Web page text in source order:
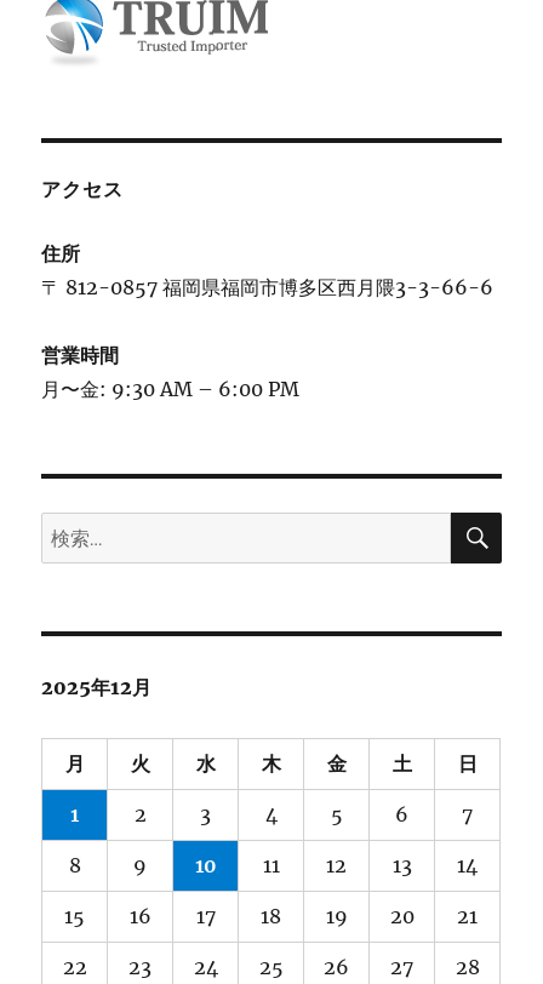
アクセス
住所
〒 812-0857 福岡県福岡市博多区西月隈3-3-66-6
営業時間
月〜金: 9:30 AM – 6:00 PM
検
索:
検
2025年12月
月 火 水 木 金 土 日
1 2 3 4 5 6 7
8 9 10 11 12 13 14
15 16 17 18 19 20 21
22 23 24 25 26 27 28